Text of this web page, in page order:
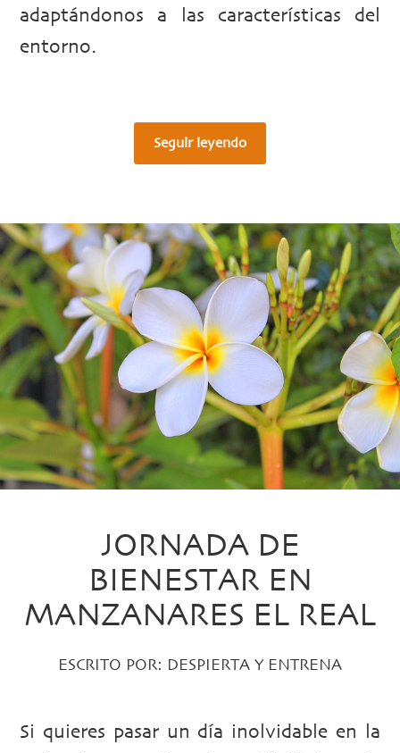
adaptándonos a las características del
entorno.
Seguir leyendo
JORNADA DE
BIENESTAR EN
MANZANARES EL REAL
ESCRITO POR: DESPIERTA Y ENTRENA
Si quieres pasar un día inolvidable en la